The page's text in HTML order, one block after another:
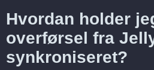
Hvordan holder
overførsel fra
synkroniseret?